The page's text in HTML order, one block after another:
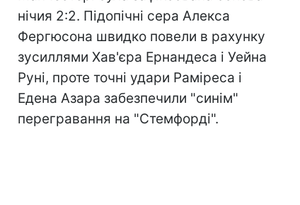
нічия 2:2. Підопічні сера Алекса
Фергюсона швидко повели в рахунку
зусиллями Хав'єра Ернандеса і Уейна
Руні, проте точні удари Раміреса і
Едена Азара забезпечили "синім"
перегравання на "Стемфорді".